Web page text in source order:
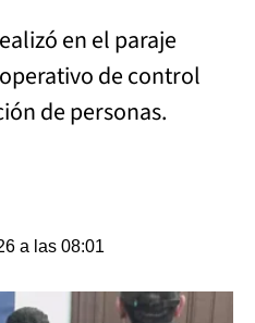
en el paraje
de control
de personas.
a las 08:01